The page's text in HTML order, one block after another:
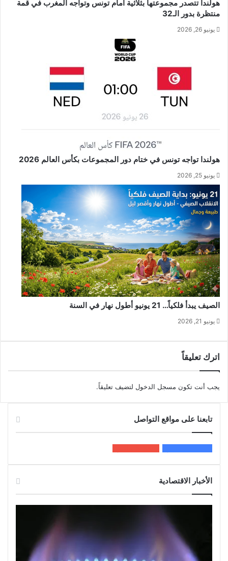
هولندا تتصدر مجموعتها بثلاثية أمام تونس وتواجه المغرب في قمة
منتظرة بدور الـ32
يونيو 26, 2026
هولندا تواجه تونس في ختام دور المجموعات بكأس العالم 2026
يونيو 25, 2026
الصيف يبدأ فلكياً… 21 يونيو أطول نهار في السنة
يونيو 21, 2026
اترك تعليقاً
يجب أنت تكون مسجل الدخول لتضيف تعليقاً.
تابعنا على مواقع التواصل
الأخبار الاقتصادية